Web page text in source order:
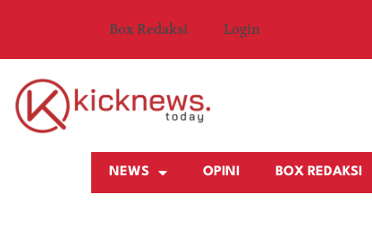
Box Redaksi Login
NEWS OPINI BOX REDAKSI